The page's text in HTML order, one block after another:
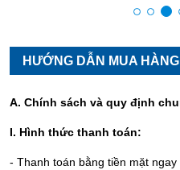
HƯỚNG DẪN MUA HÀNG
A. Chính sách và quy định
I. Hình thức thanh toán:
- Thanh toán bằng tiền mặt